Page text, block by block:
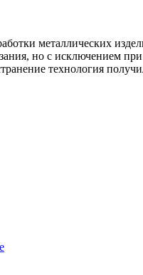
металлических
но с исключением
технология